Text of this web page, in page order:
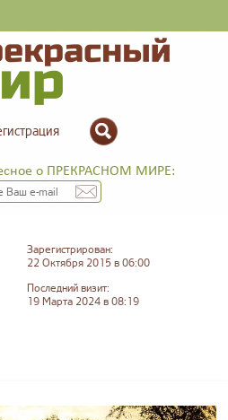
о ПРЕКРАСНОМ МИРЕ:
Зарегистрирован:
22 Октября 2015 в 06:00
Последний визит:
19 Марта 2024 в 08:19